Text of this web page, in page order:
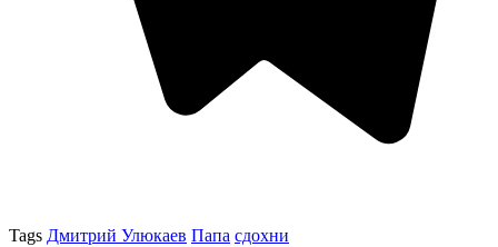
Tags Дмитрий Улюкаев Папа сдохни